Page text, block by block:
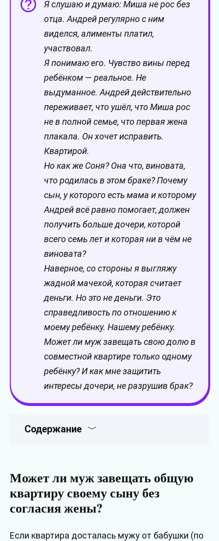
Я слушаю и думаю: Миша не рос без
отца. Андрей регулярно с ним
виделся, алименты платил,
участвовал.
Я понимаю его. Чувство вины перед
ребёнком — реальное. Не
выдуманное. Андрей действительно
переживает, что ушёл, что Миша рос
не в полной семье, что первая жена
плакала. Он хочет исправить.
Квартирой.
Но как же Соня? Она что, виновата,
что родилась в этом браке? Почему
сын, у которого есть мама и которому
Андрей всё равно помогает, должен
получить больше дочери, которой
всего семь лет и которая ни в чём не
виновата?
Наверное, со стороны я выгляжу
жадной мачехой, которая считает
деньги. Но это не деньги. Это
справедливость по отношению к
моему ребёнку. Нашему ребёнку.
Может ли муж завещать свою долю в
совместной квартире только одному
ребёнку? И как мне защитить
интересы дочери, не разрушив брак?
Содержание
Может ли муж завещать общую
квартиру своему сыну без
согласия жены?
Если квартира досталась мужу от бабушки (по